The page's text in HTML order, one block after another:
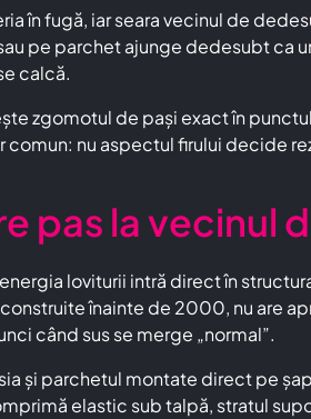
în fugă, iar seara vecinul de
pe parchet ajunge dedesubt ca
calcă.
zgomotul de pași exact în
nu aspectul firului decide
pas la vecinul
loviturii intră direct în
înainte de 2000, nu are
când sus se merge „normal”.
și parchetul montate direct pe
elastic sub talpă, stratul